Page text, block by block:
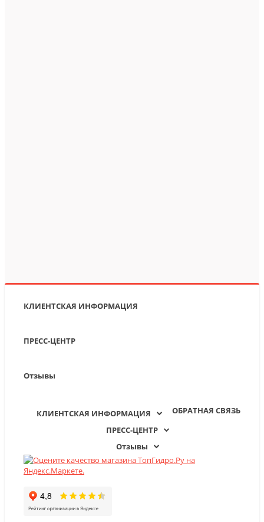
КЛИЕНТСКАЯ ИНФОРМАЦИЯ
ПРЕСС-ЦЕНТР
Отзывы
ОБРАТНАЯ СВЯЗЬ
КЛИЕНТСКАЯ ИНФОРМАЦИЯ
ПРЕСС-ЦЕНТР
Отзывы